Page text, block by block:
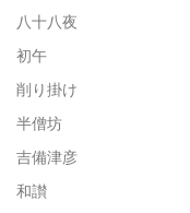
八十八夜
初午
削り掛け
半僧坊
吉備津彦
和讃